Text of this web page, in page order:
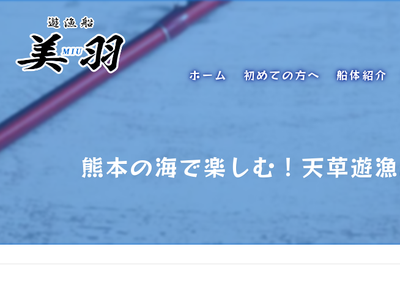
ホーム 初めての方へ 船体紹介
熊本の海で楽しむ！天草遊